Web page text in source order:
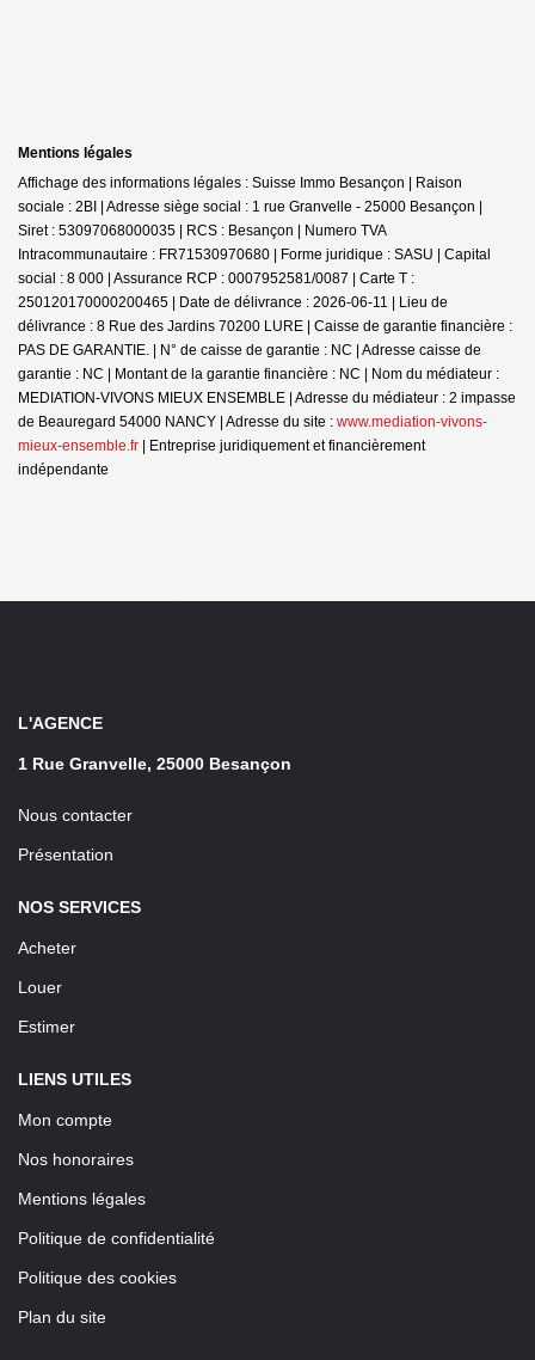
Mentions légales
Affichage des informations légales : Suisse Immo Besançon | Raison
sociale : 2BI | Adresse siège social : 1 rue Granvelle - 25000 Besançon |
Siret : 53097068000035 | RCS : Besançon | Numero TVA
Intracommunautaire : FR71530970680 | Forme juridique : SASU | Capital
social : 8 000 | Assurance RCP : 0007952581/0087 | Carte T :
250120170000200465 | Date de délivrance : 2026-06-11 | Lieu de
délivrance : 8 Rue des Jardins 70200 LURE | Caisse de garantie financière :
PAS DE GARANTIE. | N° de caisse de garantie : NC | Adresse caisse de
garantie : NC | Montant de la garantie financière : NC | Nom du médiateur :
MEDIATION-VIVONS MIEUX ENSEMBLE | Adresse du médiateur : 2 impasse
de Beauregard 54000 NANCY | Adresse du site : www.mediation-vivons-
mieux-ensemble.fr | Entreprise juridiquement et financièrement
indépendante
L'AGENCE
1 Rue Granvelle, 25000 Besançon
Nous contacter
Présentation
NOS SERVICES
Acheter
Louer
Estimer
LIENS UTILES
Mon compte
Nos honoraires
Mentions légales
Politique de confidentialité
Politique des cookies
Plan du site